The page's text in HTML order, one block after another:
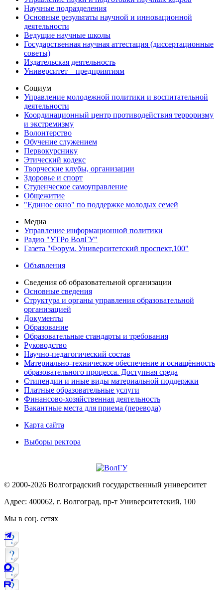
Научные подразделения
Основные результаты научной и инновационной
деятельности
Ведущие научные школы
Государственная научная аттестация (диссертационные
советы)
Издательская деятельность
Университет – предприятиям
Социум
Управление молодежной политики и воспитательной
деятельности
Координационный центр противодействия терроризму
и экстремизму
Волонтерство
Обучение служением
Первокурснику
Этический кодекс
Творческие клубы, организации
Здоровье и спорт
Студенческое самоуправление
Общежитие
"Единое окно" по поддержке молодых семей
Медиа
Управление информационной политики
Радио "УТРо ВолГУ"
Газета "Форум. Университетский проспект,100"
Объявления
Сведения об образовательной организации
Основные сведения
Структура и органы управления образовательной
организацией
Документы
Образование
Образовательные стандарты и требования
Руководство
Научно-педагогический состав
Материально-техническое обеспечение и оснащённость
образовательного процесса. Доступная среда
Стипендии и иные виды материальной поддержки
Платные образовательные услуги
Финансово-хозяйственная деятельность
Вакантные места для приема (перевода)
Карта сайта
Выборы ректора
© 2000-2026 Волгоградский государственный университет
Адрес: 400062, г. Волгоград, пр-т Университетский, 100
Мы в соц. сетях